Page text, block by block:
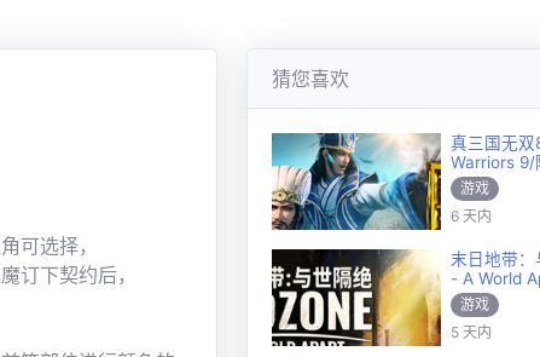
可选择，
订下契约后，
猜您喜欢
真三国无
Warriors 9/
游戏
6 天内
末日地带：
- A World
游戏
5 天内